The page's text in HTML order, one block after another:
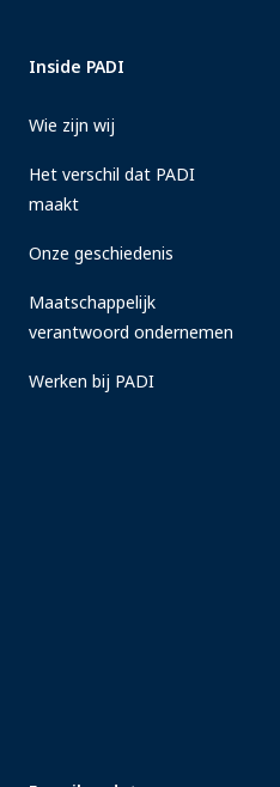
Inside PADI
Wie zijn wij
Het verschil dat PADI
maakt
Onze geschiedenis
Maatschappelijk
verantwoord ondernemen
Werken bij PADI